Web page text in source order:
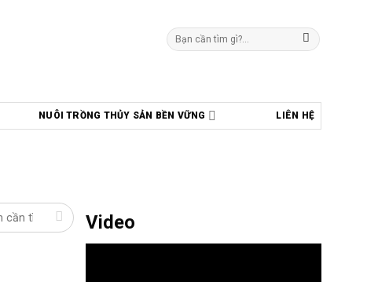
Tìm
kiếm:
NUÔI TRỒNG THỦY SẢN BỀN VỮNG LIÊN HỆ
Video